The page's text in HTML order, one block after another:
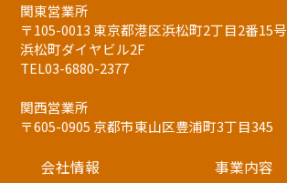
関東営業所
〒105-0013 東京都港区浜松町2丁目2番15号
浜松町ダイヤビル2F
TEL03-6880-2377
関西営業所
〒605-0905 京都市東山区豊浦町3丁目345
会社情報 事業内容